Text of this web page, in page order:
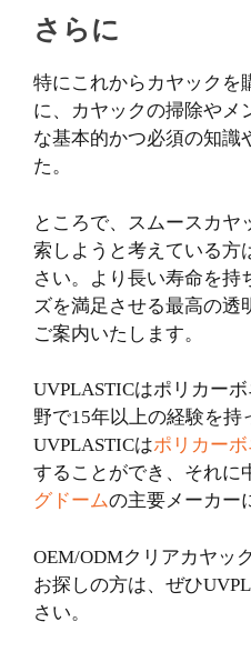
さらに
特にこれからカヤックを
に、カヤックの掃除やメ
な基本的かつ必須の知識
た。
ところで、スムースカヤ
索しようと考えている方
さい。より長い寿命を持
ズを満足させる最高の透
ご案内いたします。
UVPLASTICはポリカー
野で15年以上の経験を持
UVPLASTICはポリカー
することができ、それに
グドームの主要メーカー
OEM/ODMクリアカヤッ
お探しの方は、ぜひ
さい。